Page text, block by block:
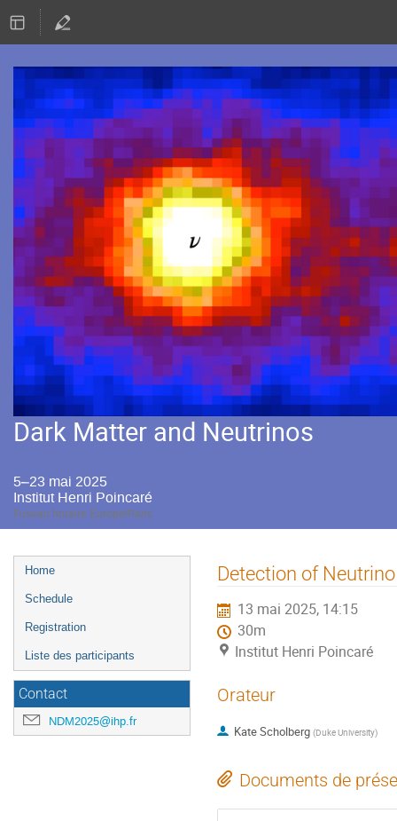
Dark Matter and Neutrinos
5–23 mai 2025
Institut Henri Poincaré
Fuseau horaire Europe/Paris
Menu
de
Home
Schedule
Registration
Liste des participants
Contact
NDM2025@ihp.fr
Detection of
13 mai 2025, 14:15
30m
Institut Henri Poincaré
Orateur
Kate Scholberg (Duke University)
Documents de